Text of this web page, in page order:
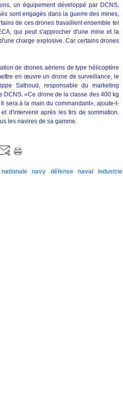
un équipement développé par DCNS,
sont engagés dans la guerre des mines,
de ces drones travaillent ensemble tel
qui peut s'approcher d'une mine et la
charge explosive. Car certains drones
de drones aériens de type hélicoptère
en œuvre un drone de surveillance, le
Sathoud, responsable du marketing
«Ce drone de la classe des 400 kg
sera à la main du commandant», ajoute-t-
d'intervenir après les tirs de sommation.
les navires de sa gamme.
navy défense naval
industrie